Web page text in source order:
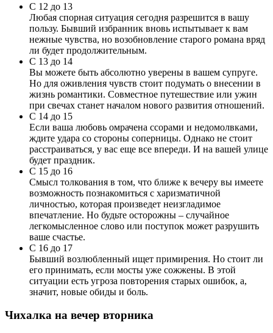
С 12 до 13
Любая спорная ситуация сегодня разрешится в вашу
пользу. Бывший избранник вновь испытывает к вам
нежные чувства, но возобновление старого романа вряд
ли будет продолжительным.
С 13 до 14
Вы можете быть абсолютно уверены в вашем супруге.
Но для оживления чувств стоит подумать о внесении в
жизнь романтики. Совместное путешествие или ужин
при свечах станет началом нового развития отношений.
С 14 до 15
Если ваша любовь омрачена ссорами и недомолвками,
ждите удара со стороны соперницы. Однако не стоит
расстраиваться, у вас еще все впереди. И на вашей улице
будет праздник.
С 15 до 16
Смысл толкования в том, что ближе к вечеру вы имеете
возможность познакомиться с харизматичной
личностью, которая произведет неизгладимое
впечатление. Но будьте осторожны – случайное
легкомысленное слово или поступок может разрушить
ваше счастье.
С 16 до 17
Бывший возлюбленный ищет примирения. Но стоит ли
его принимать, если мосты уже сожжены. В этой
ситуации есть угроза повторения старых ошибок, а,
значит, новые обиды и боль.
Чихалка на вечер вторника